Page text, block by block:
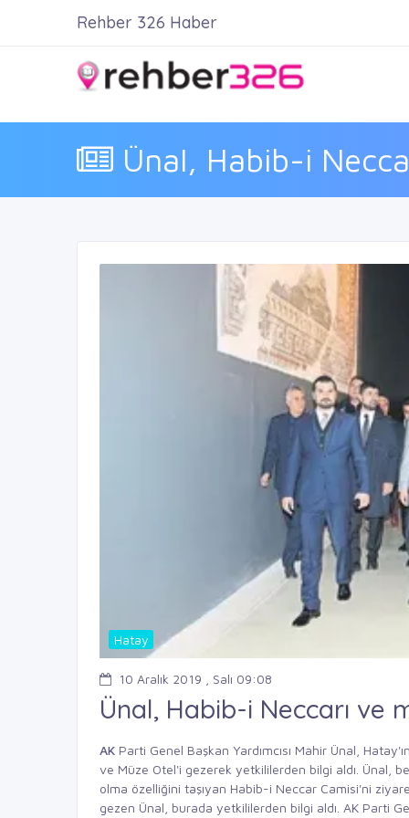
Ünal, Habib-i
Rehber 326 Haber
Hatay
10 Aralık 2019 , Salı 09:08
Ünal, Habib-i Neccarı ve
AK Parti Genel Başkan Yardımcısı Mahir Ünal,
ve Müze Otel'i gezerek yetkililerden bilgi aldı. Ünal,
olma özelliğini taşıyan Habib-i Neccar Camisi'ni
gezen Ünal, burada yetkililerden bilgi aldı. AK Parti